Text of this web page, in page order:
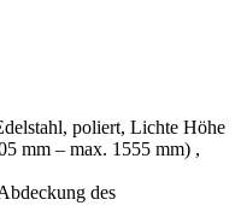
poliert, Lichte Höhe
mm – max. 1555 mm) ,
des